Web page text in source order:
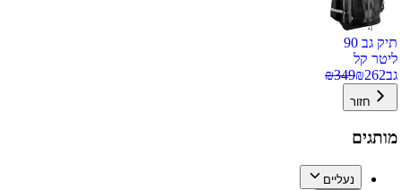
תיק גב 90
ליטר קל
גב
₪262
₪349
חזור
מותגים
נעליים